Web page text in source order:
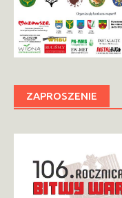
ZAPROSZENIE